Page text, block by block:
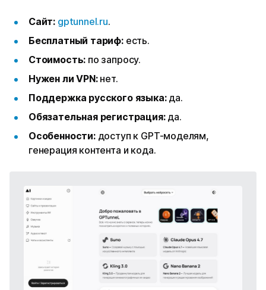
Сайт: gptunnel.ru.
Бесплатный тариф:есть.
Стоимость: по запросу.
Нужен ли VPN: нет.
Поддержка русского языка: да.
Обязательная регистрация: да.
Особенности:доступ к GPT-моделям,
генерация контента и кода.